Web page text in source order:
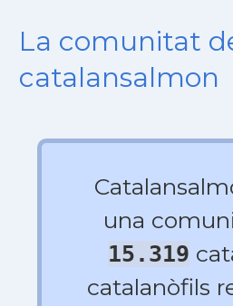
La comunitat
catalansalmon
una
15.319
catalanòfils